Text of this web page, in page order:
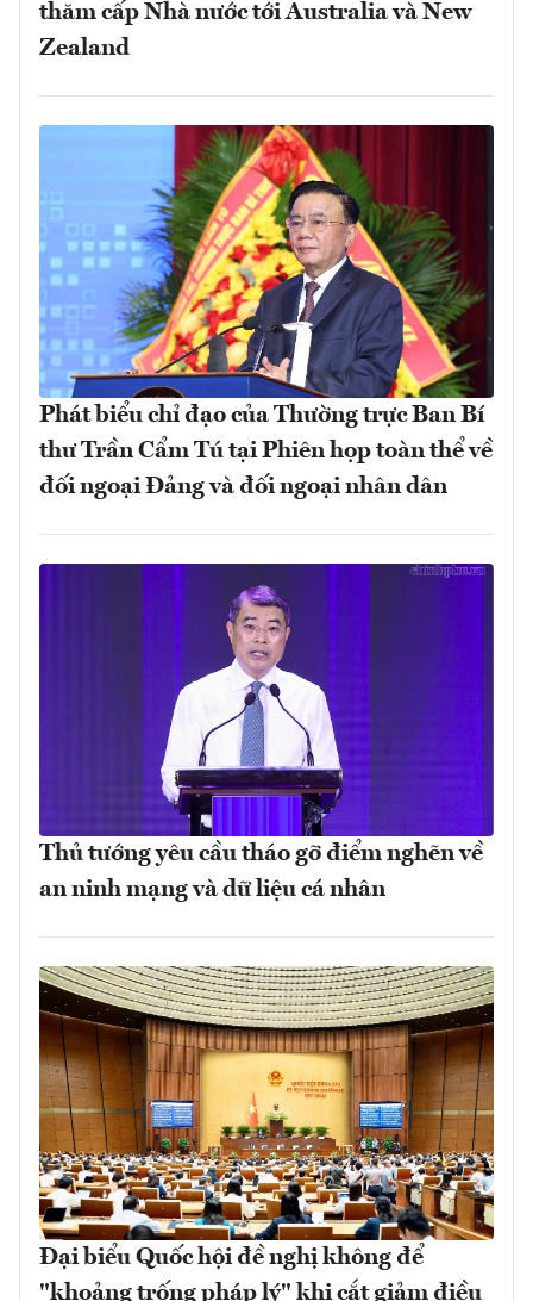
thăm cấp Nhà nước tới Australia và New
Zealand
Phát biểu chỉ đạo của Thường trực Ban Bí
thư Trần Cẩm Tú tại Phiên họp toàn thể về
đối ngoại Đảng và đối ngoại nhân dân
Thủ tướng yêu cầu tháo gỡ điểm nghẽn về
an ninh mạng và dữ liệu cá nhân
Đại biểu Quốc hội đề nghị không để
"khoảng trống pháp lý" khi cắt giảm điều